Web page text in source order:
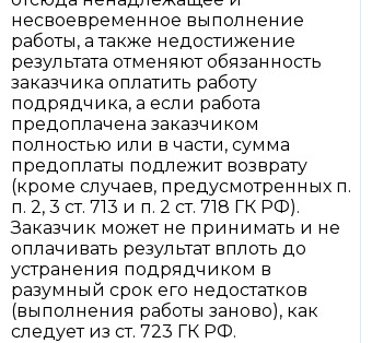
несвоевременное выполнение
работы, а также недостижение
результата отменяют обязанность
заказчика оплатить работу
подрядчика, а если работа
предоплачена заказчиком
полностью или в части, сумма
предоплаты подлежит возврату
(кроме случаев, предусмотренных п.
п. 2, 3 ст. 713 и п. 2 ст. 718 ГК РФ).
Заказчик может не принимать и не
оплачивать результат вплоть до
устранения подрядчиком в
разумный срок его недостатков
(выполнения работы заново), как
следует из ст. 723 ГК РФ.